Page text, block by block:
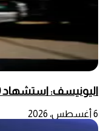
اليونيسف: استشهاد 300 طفل منذ وقف إطلاق النار في غزة
6 أغسطس، 2026